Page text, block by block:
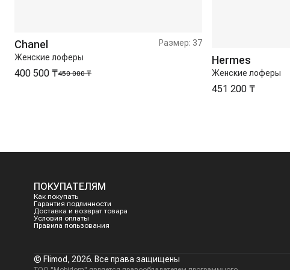
Chanel
Женские лоферы
Размер: 37
450 000 ₸
400 500 ₸
Hermes
Женские лоферы
451 200 ₸
ПОКУПАТЕЛЯМ
Как покупать
Гарантия подлинности
Доставка и возврат товара
Условия оплаты
Правила пользования
© Flimod, 2026. Все права защищены